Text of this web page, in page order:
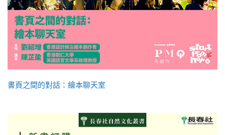
書頁之間的對話：繪本聊天室